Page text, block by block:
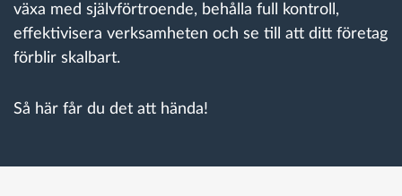
växa med självförtroende, behålla full kontroll,
effektivisera verksamheten och se till att ditt företag
förblir skalbart.
Så här får du det att hända!